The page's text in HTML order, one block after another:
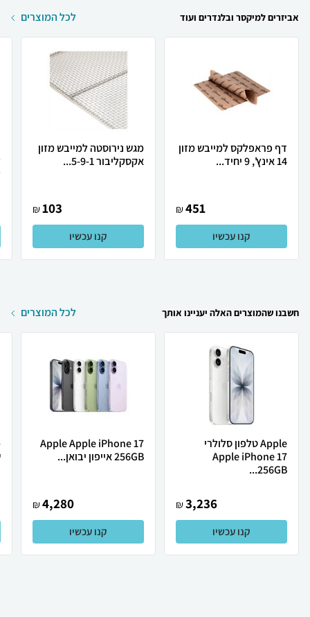
אביזרים למיקסר ובלנדרים ועוד לכל המוצרים
דף פראפלקס למייבש מזון
14 אינץ', 9 יחיד...
451
₪
קנו עכשיו
מגש נירוסטה למייבש מזון
אקסקליבור 5-9-1...
103
₪
קנו עכשיו
חשבנו שהמוצרים האלה יעניינו אותך לכל המוצרים
Apple טלפון סלולרי
Apple iPhone 17
256GB...
3,236
₪
קנו עכשיו
Apple Apple iPhone 17
256GB אייפון יבואן...
4,280
₪
קנו עכשיו